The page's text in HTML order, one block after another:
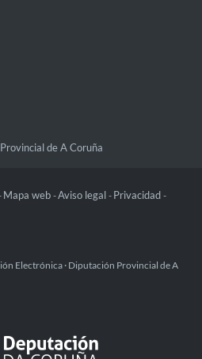
de A Coruña
Mapa web -Aviso legal - Privacidad -
Electrónica · Diputación Provincial de A